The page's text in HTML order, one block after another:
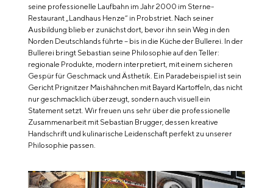
seine professionelle Laufbahn im Jahr 2000 im Sterne-
Restaurant „Landhaus Henze“ in Probstriet. Nach seiner
Ausbildung blieb er zunächst dort, bevor ihn sein Weg in den
Norden Deutschlands führte – bis in die Küche der Bullerei. In der
Bullerei bringt Sebastian seine Philosophie auf den Teller:
regionale Produkte, modern interpretiert, mit einem sicheren
Gespür für Geschmack und Ästhetik. Ein Paradebeispiel ist sein
Gericht Prignitzer Maishähnchen mit Bayard Kartoffeln, das nicht
nur geschmacklich überzeugt, sondern auch visuell ein
Statement setzt. Wir freuen uns sehr über die professionelle
Zusammenarbeit mit Sebastian Brugger, dessen kreative
Handschrift und kulinarische Leidenschaft perfekt zu unserer
Philosophie passen.